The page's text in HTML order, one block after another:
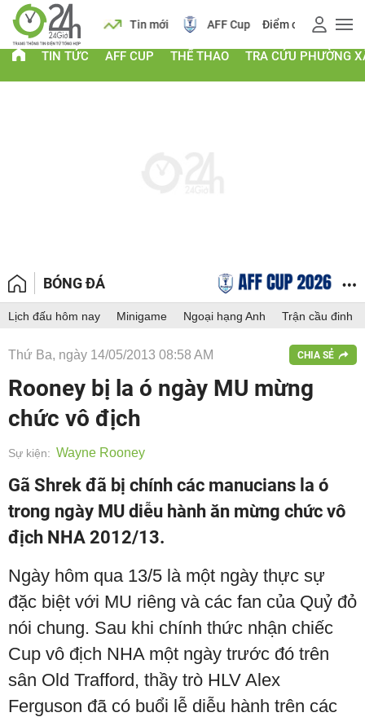
Lịch Tin mới AFF Cup Điểm chuẩn 2026
TIN TỨC AFF CUP THỂ THAO TRA CỨU PHƯỜNG
BÓNG ĐÁ
Lịch đấu hôm nay Minigame Ngoại hạng Anh Trận cầu đinh
Thứ Ba, ngày 14/05/2013 08:58 AM CHIA SẺ
Rooney bị la ó ngày MU mừng
chức vô địch
Sự kiện: Wayne Rooney
Gã Shrek đã bị chính các manucians la ó
trong ngày MU diễu hành ăn mừng chức vô
địch NHA 2012/13.
Ngày hôm qua 13/5 là một ngày thực sự
đặc biệt với MU riêng và các fan của Quỷ đỏ
nói chung. Sau khi chính thức nhận chiếc
Cup vô địch NHA một ngày trước đó trên
sân Old Trafford, thầy trò HLV Alex
Ferguson đã có buổi lễ diễu hành trên các